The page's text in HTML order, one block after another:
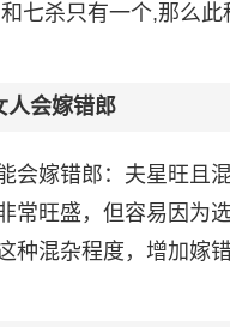
七杀只有一个,那么
人会嫁错郎
会嫁错郎：夫星旺且
常旺盛，但容易因为
种混杂程度，增加嫁